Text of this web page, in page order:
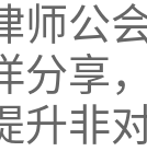
师公
分享
升非